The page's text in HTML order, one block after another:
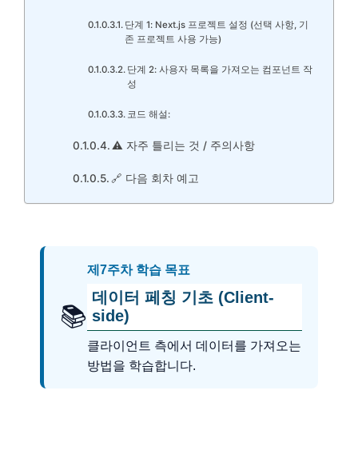
단계 1: Next.js 프로젝트 설정 (선택 사항, 기
존 프로젝트 사용 가능)
단계 2: 사용자 목록을 가져오는 컴포넌트 작
성
코드 해설:
⚠️ 자주 틀리는 것 / 주의사항
🔗 다음 회차 예고
📚
제7주차 학습 목표
데이터 페칭 기초 (Client-
side)
클라이언트 측에서 데이터를 가져오는
방법을 학습합니다.